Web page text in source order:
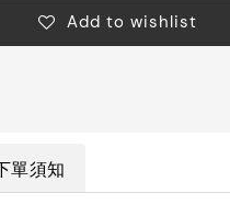
Add to wishlist
單須知